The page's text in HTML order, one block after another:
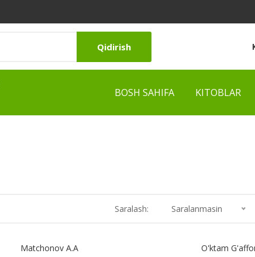
Qidirish
BOSH SAHIFA KITOBLAR
Saralash: Saralanmasin
Matchonov A.A O'ktam